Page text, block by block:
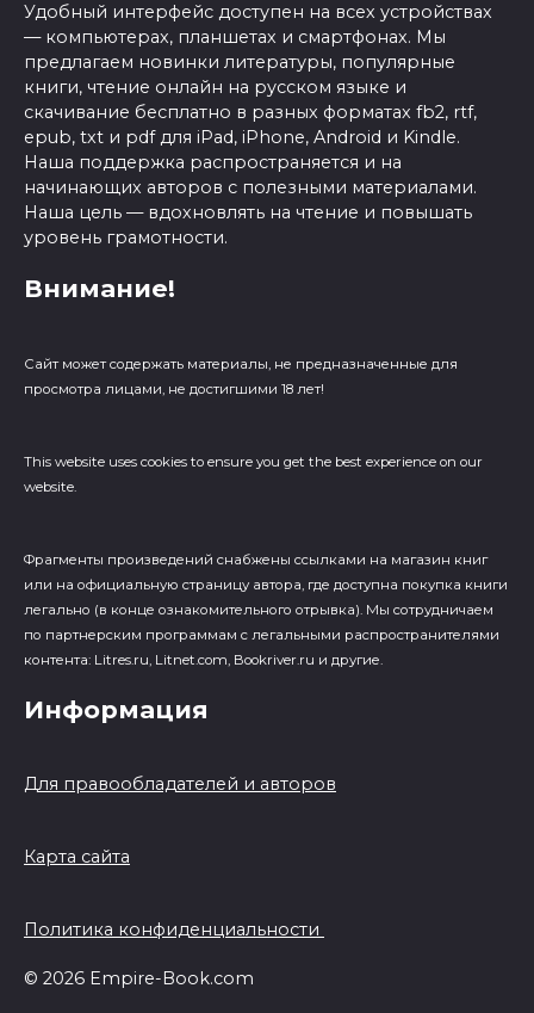
Удобный интерфейс доступен на всех устройствах
— компьютерах, планшетах и смартфонах. Мы
предлагаем новинки литературы, популярные
книги, чтение онлайн на русском языке и
скачивание бесплатно в разных форматах fb2, rtf,
epub, txt и pdf для iPad, iPhone, Android и Kindle.
Наша поддержка распространяется и на
начинающих авторов с полезными материалами.
Наша цель — вдохновлять на чтение и повышать
уровень грамотности.
Внимание!
Сайт может содержать материалы, не предназначенные для
просмотра лицами, не достигшими 18 лет!
This website uses cookies to ensure you get the best experience on our
website.
Фрагменты произведений cнабжены ссылками на магазин книг
или на официальную страницу автора, где доступна покупка книги
легально (в конце ознакомительного отрывка). Мы сотрудничаем
по партнерским программам с легальными распространителями
контента: Litres.ru, Litnet.com, Bookriver.ru и другие.
Информация
Для правообладателей и авторов
Карта сайта
Политика конфиденциальности
© 2026 Empire-Book.com